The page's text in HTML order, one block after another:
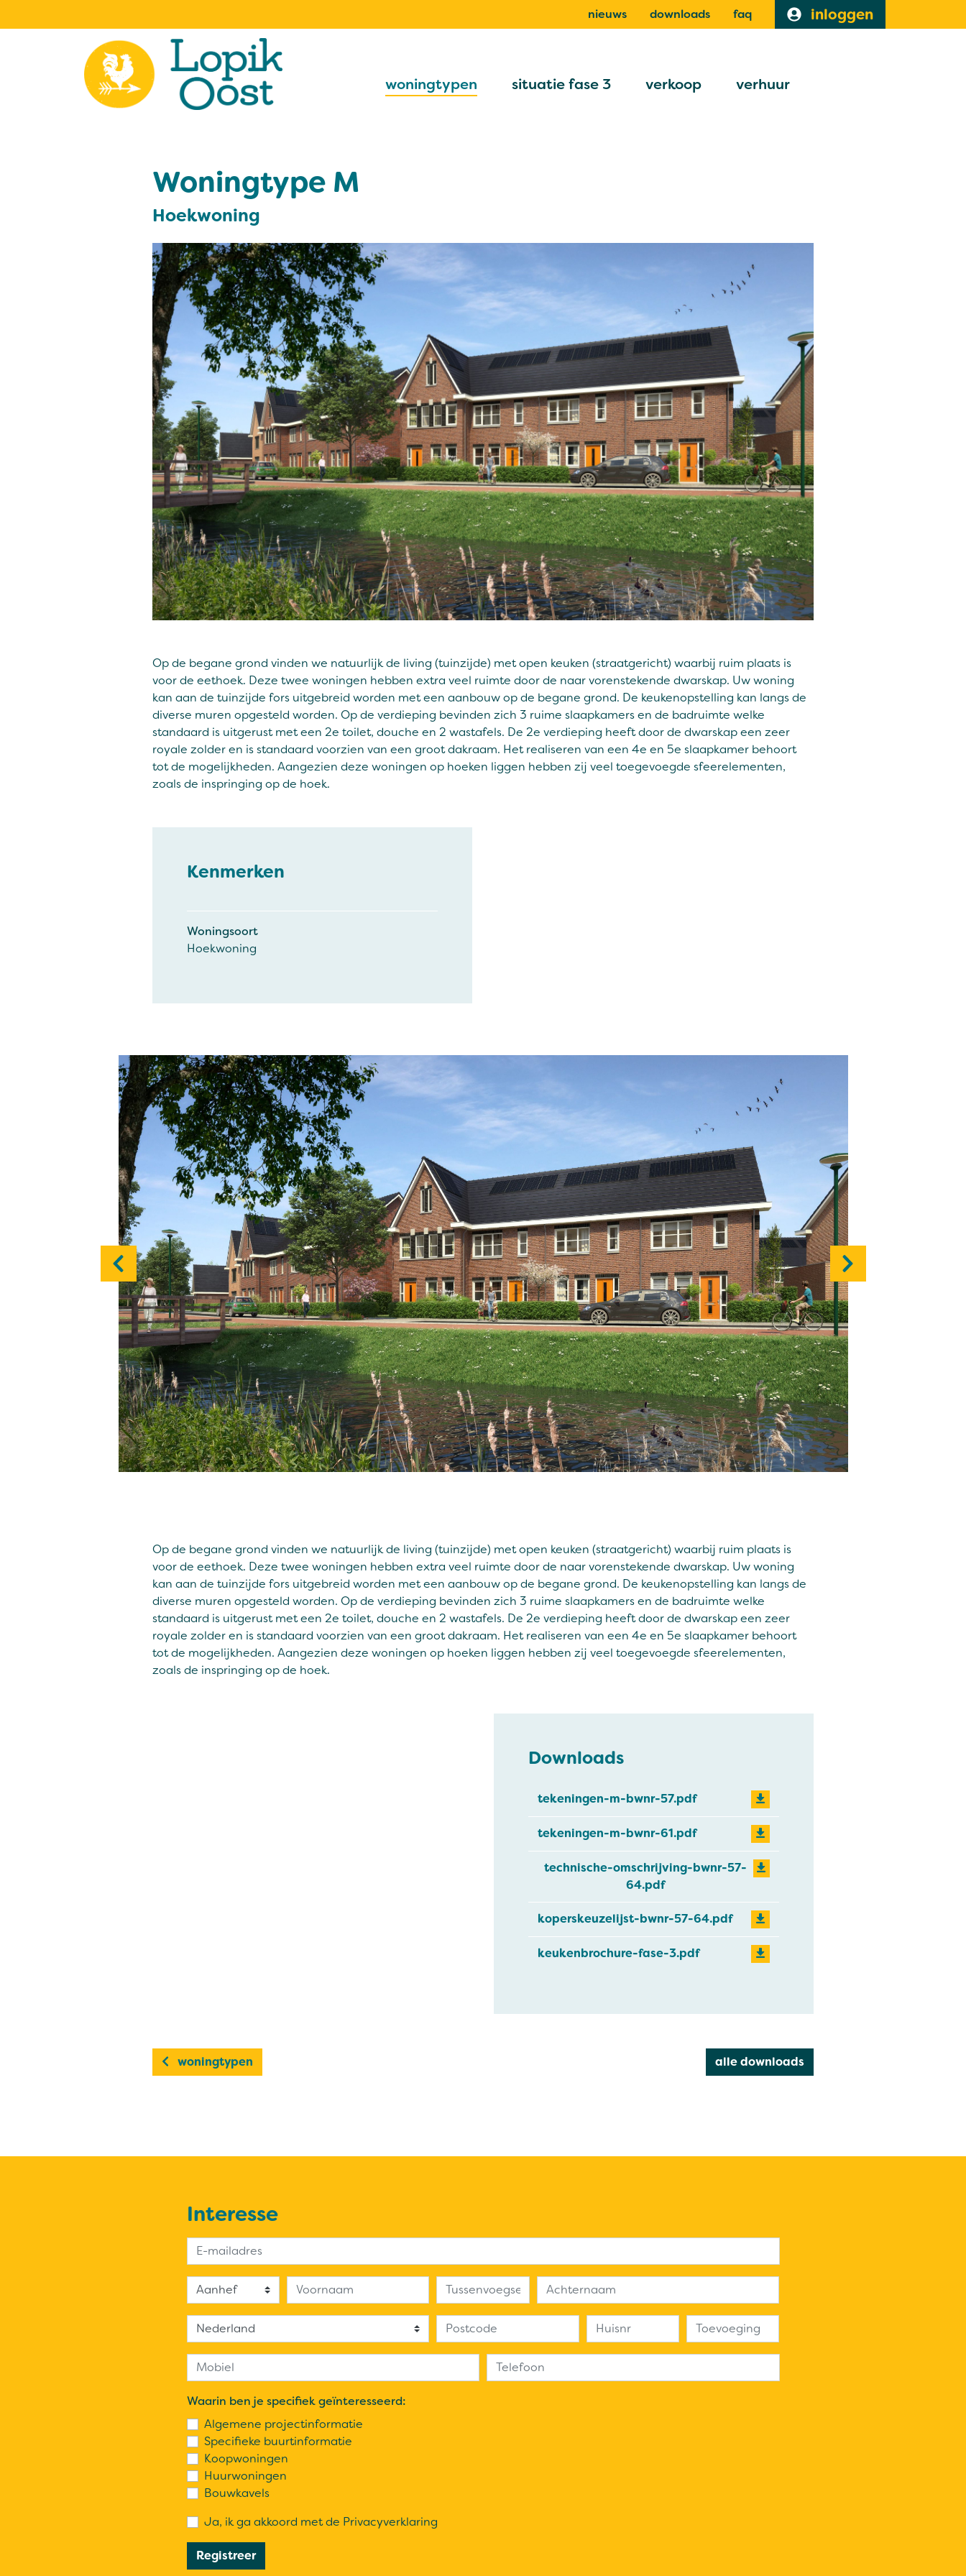
nieuws downloads faq inloggen
woningtypen situatie fase 3 verkoop verhuur
Woningtype M
Hoekwoning
Op de begane grond vinden we natuurlijk de living (tuinzijde) met open keuken (straatgericht) waarbij ruim plaats is
voor de eethoek. Deze twee woningen hebben extra veel ruimte door de naar vorenstekende dwarskap. Uw woning
kan aan de tuinzijde fors uitgebreid worden met een aanbouw op de begane grond. De keukenopstelling kan langs de
diverse muren opgesteld worden. Op de verdieping bevinden zich 3 ruime slaapkamers en de badruimte welke
standaard is uitgerust met een 2e toilet, douche en 2 wastafels. De 2e verdieping heeft door de dwarskap een zeer
royale zolder en is standaard voorzien van een groot dakraam. Het realiseren van een 4e en 5e slaapkamer behoort
tot de mogelijkheden. Aangezien deze woningen op hoeken liggen hebben zij veel toegevoegde sfeerelementen,
zoals de inspringing op de hoek.
Kenmerken
Woningsoort
Hoekwoning
Op de begane grond vinden we natuurlijk de living (tuinzijde) met open keuken (straatgericht) waarbij ruim plaats is
voor de eethoek. Deze twee woningen hebben extra veel ruimte door de naar vorenstekende dwarskap. Uw woning
kan aan de tuinzijde fors uitgebreid worden met een aanbouw op de begane grond. De keukenopstelling kan langs de
diverse muren opgesteld worden. Op de verdieping bevinden zich 3 ruime slaapkamers en de badruimte welke
standaard is uitgerust met een 2e toilet, douche en 2 wastafels. De 2e verdieping heeft door de dwarskap een zeer
royale zolder en is standaard voorzien van een groot dakraam. Het realiseren van een 4e en 5e slaapkamer behoort
tot de mogelijkheden. Aangezien deze woningen op hoeken liggen hebben zij veel toegevoegde sfeerelementen,
zoals de inspringing op de hoek.
Downloads
tekeningen-m-bwnr-57.pdf
tekeningen-m-bwnr-61.pdf
technische-omschrijving-bwnr-57-
64.pdf
koperskeuzelijst-bwnr-57-64.pdf
keukenbrochure-fase-3.pdf
woningtypen alle downloads
Interesse
Waarin ben je specifiek geïnteresseerd:
Algemene projectinformatie
Specifieke buurtinformatie
Koopwoningen
Huurwoningen
Bouwkavels
Ja, ik ga akkoord met de Privacyverklaring